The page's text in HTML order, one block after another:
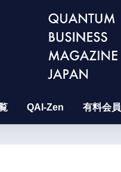
QAI-Zen 有料会員